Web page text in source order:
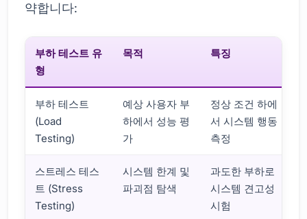
약합니다:
부하 테스트 유
형
목적 특징
부하 테스트
(Load
Testing)
예상 사용자 부
하에서 성능 평
가
정상 조건 하에
서 시스템 행동
측정
스트레스 테스
트 (Stress
Testing)
시스템 한계 및
파괴점 탐색
과도한 부하로
시스템 견고성
시험